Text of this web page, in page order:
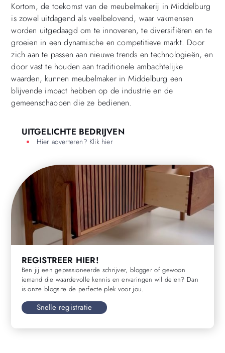
Kortom, de toekomst van de meubelmakerij in Middelburg
is zowel uitdagend als veelbelovend, waar vakmensen
worden uitgedaagd om te innoveren, te diversifiëren en te
groeien in een dynamische en competitieve markt. Door
zich aan te passen aan nieuwe trends en technologieën, en
door vast te houden aan traditionele ambachtelijke
waarden, kunnen meubelmaker in Middelburg een
blijvende impact hebben op de industrie en de
gemeenschappen die ze bedienen.
UITGELICHTE BEDRIJVEN
Hier adverteren? Klik hier
REGISTREER HIER!
Ben jij een gepassioneerde schrijver, blogger of gewoon
iemand die waardevolle kennis en ervaringen wil delen? Dan
is onze blogsite de perfecte plek voor jou.
Snelle registratie